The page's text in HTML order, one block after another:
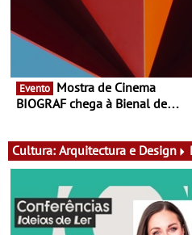
Evento
BIOGRAF chega à Bienal de
práticas artísticas
Cultura: Arquitectura e Design